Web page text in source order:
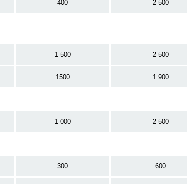
400 2 500
1 500 2 500
1500 1 900
1 000 2 500
300 600